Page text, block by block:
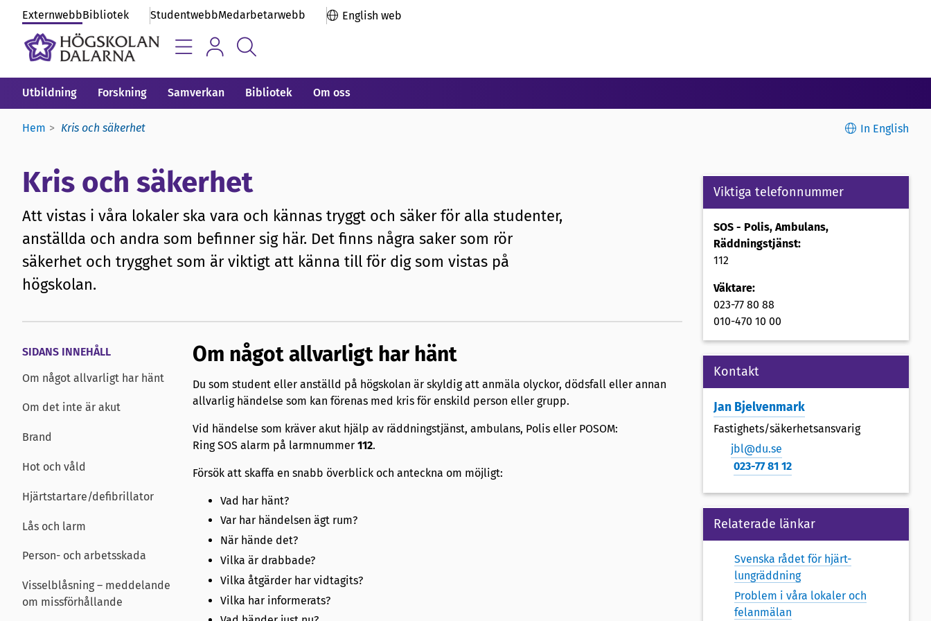
ExternwebbBibliotek StudentwebbMedarbetarwebb English web
Utbildning Forskning Samverkan Bibliotek Om oss
Hem Kris och säkerhet In English
Kris och säkerhet
Att vistas i våra lokaler ska vara och kännas tryggt och säker för alla studenter,
anställda och andra som befinner sig här. Det finns några saker som rör
säkerhet och trygghet som är viktigt att känna till för dig som vistas på
högskolan.
SIDANS INNEHÅLL
Om något allvarligt har hänt
Om det inte är akut
Brand
Hot och våld
Hjärtstartare/defibrillator
Lås och larm
Person- och arbetsskada
Visselblåsning – meddelande
om missförhållande
Om något allvarligt har hänt
Du som student eller anställd på högskolan är skyldig att anmäla olyckor, dödsfall eller annan
allvarlig händelse som kan förenas med kris för enskild person eller grupp.
Vid händelse som kräver akut hjälp av räddningstjänst, ambulans, Polis eller POSOM:
Ring SOS alarm på larmnummer 112.
Försök att skaffa en snabb överblick och anteckna om möjligt:
Vad har hänt?
Var har händelsen ägt rum?
När hände det?
Vilka är drabbade?
Vilka åtgärder har vidtagits?
Vilka har informerats?
Viktiga telefonnummer
SOS - Polis, Ambulans,
Räddningstjänst:
112
Väktare:
023-77 80 88
010-470 10 00
Kontakt
Jan Bjelvenmark
Fastighets/säkerhetsansvarig
jbl@du.se
023-77 81 12
Relaterade länkar
Svenska rådet för hjärt-
lungräddning
Problem i våra lokaler och
felanmälan